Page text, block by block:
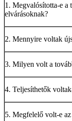
1. Megvalósította-e a
elvárásoknak?
2. Mennyire voltak
3. Milyen volt a
4. Teljesíthetők
5. Megfelelő volt-e